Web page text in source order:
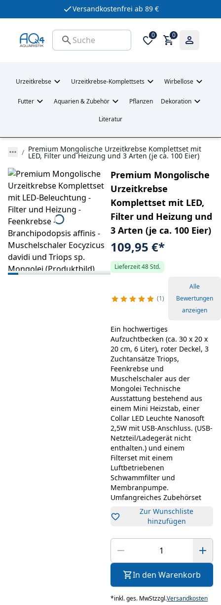
Versandkostenfrei ab 89 €
0 0
Urzeitkrebse Urzeitkrebse-Komplettsets Wirbellose
Futter Aquarien & Zubehör Pflanzen Dekoration
Literatur
Premium Mongolische Urzeitkrebse Komplettset mit
LED, Filter und Heizung und 3 Arten (je ca. 100 Eier)
Premium Mongolische
Urzeitkrebse
Komplettset mit LED,
Filter und Heizung und
3 Arten (je ca. 100 Eier)
109,95 €*
Lieferzeit 48 Std.
1
Alle
Bewertungen
anzeigen
Ein hochwertiges
Aufzuchtbecken (ca. 30 x 20 x
20 cm, 6 Liter), roter Deckel, 3
Zuchtansätze Triops,
Feenkrebse und
Muschelschaler aus der
Mongolei Technische
Ausstattung bestehend aus
einem Mini Heizstab, einer
Collar LED Leuchte Nanosoft
2,5W mit USB-Anschluss. (USB-
Netzteil/Ladegerät nicht
enthalten.) und einem
Filterset mit einem
Luftbetriebenen
Schwammfilter und
Membranpumpe.
Umfangreiches Zubehörset
Zur Wunschliste
hinzufügen
In den Warenkorb
*inkl. ges. MwStzzgl.Versandkosten